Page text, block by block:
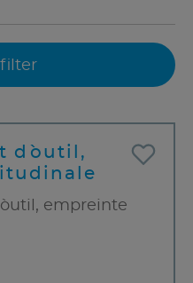
d`outil,